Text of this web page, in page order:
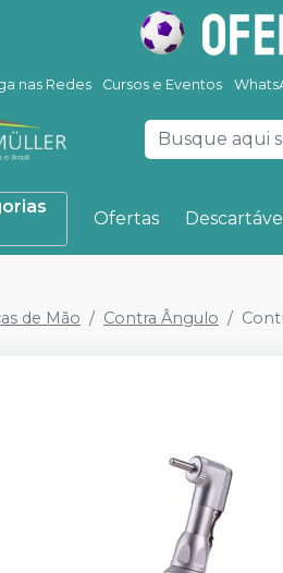
nas Redes Cursos e Eventos
Ofertas
de Mão Contra Ângulo